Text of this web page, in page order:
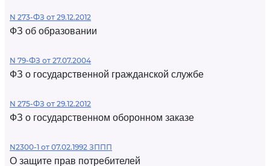
N 273-ФЗ от 29.12.2012
ФЗ об образовании
N 79-ФЗ от 27.07.2004
ФЗ о государственной гражданской службе
N 275-ФЗ от 29.12.2012
ФЗ о государственном оборонном заказе
N2300-1 от 07.02.1992 ЗППП
О защите прав потребителей